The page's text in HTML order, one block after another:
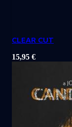
CLEAR CUT
15,95 €